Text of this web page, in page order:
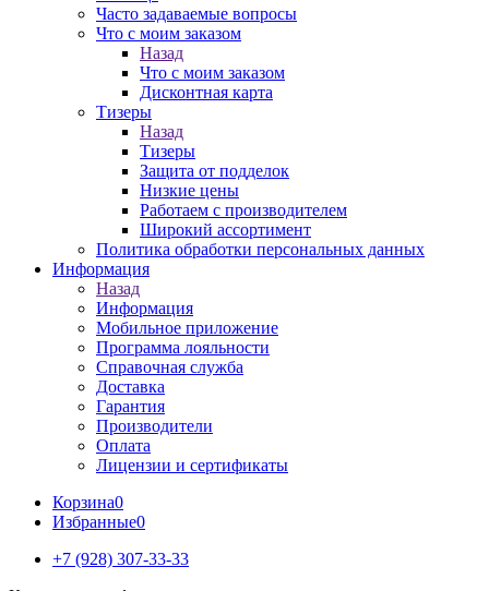
Часто задаваемые вопросы
Что с моим заказом
Назад
Что с моим заказом
Дисконтная карта
Тизеры
Назад
Тизеры
Защита от подделок
Низкие цены
Работаем с производителем
Широкий ассортимент
Политика обработки персональных данных
Информация
Назад
Информация
Мобильное приложение
Программа лояльности
Справочная служба
Доставка
Гарантия
Производители
Оплата
Лицензии и сертификаты
Корзина0
Избранные0
+7 (928) 307-33-33